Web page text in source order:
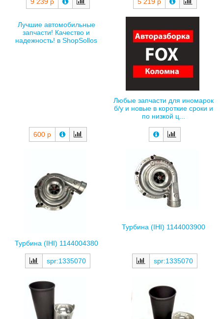
9 239 р 5 219 р
Лучшие автомобильные
запчасти! Качество и
надежность! в ShopSollos
600 р
Любые запчасти для иномарок
б/у и новые в короткие сроки и
по низкой ц...
Турбина (IHI) 1144004380
spr:1335070
Турбина (IHI) 1144003900
spr:1335070